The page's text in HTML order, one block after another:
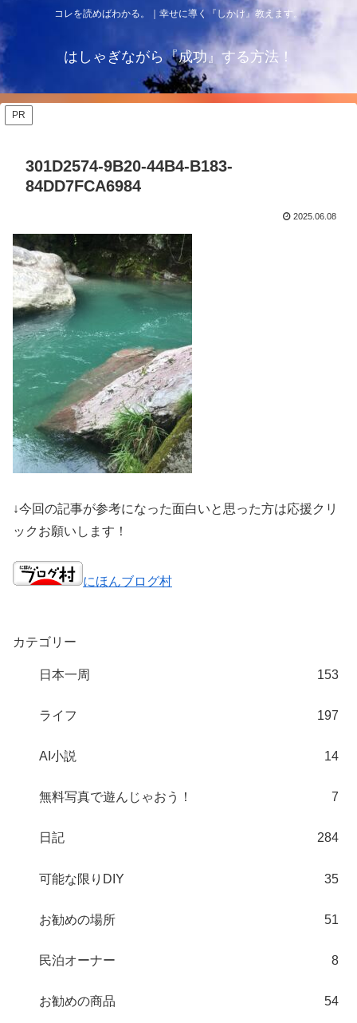
コレを読めばわかる。｜幸せに導く『しかけ』教えます。
はしゃぎながら『成功』する方法！
PR
301D2574-9B20-44B4-B183-
84DD7FCA6984
2025.06.08
↓今回の記事が参考になった面白いと思った方は応援クリ
ックお願いします！
にほんブログ村
カテゴリー
日本一周 153
ライフ 197
AI小説 14
無料写真で遊んじゃおう！ 7
日記 284
可能な限りDIY 35
お勧めの場所 51
民泊オーナー 8
お勧めの商品 54